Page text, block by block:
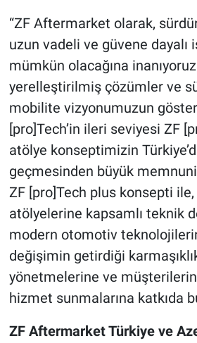
“ZF Aftermarket olarak,
uzun vadeli ve güvene dayalı
mümkün olacağına
yerelleştirilmiş çözümler ve
mobilite vizyonumuzun
[pro]Tech’in ileri seviyesi ZF
atölye konseptimizin
geçmesinden büyük
ZF [pro]Tech plus konsepti
atölyelerine kapsamlı teknik
modern otomotiv
değişimin getirdiği
yönetmelerine ve
hizmet sunmalarına katkıda
ZF Aftermarket Türkiye ve